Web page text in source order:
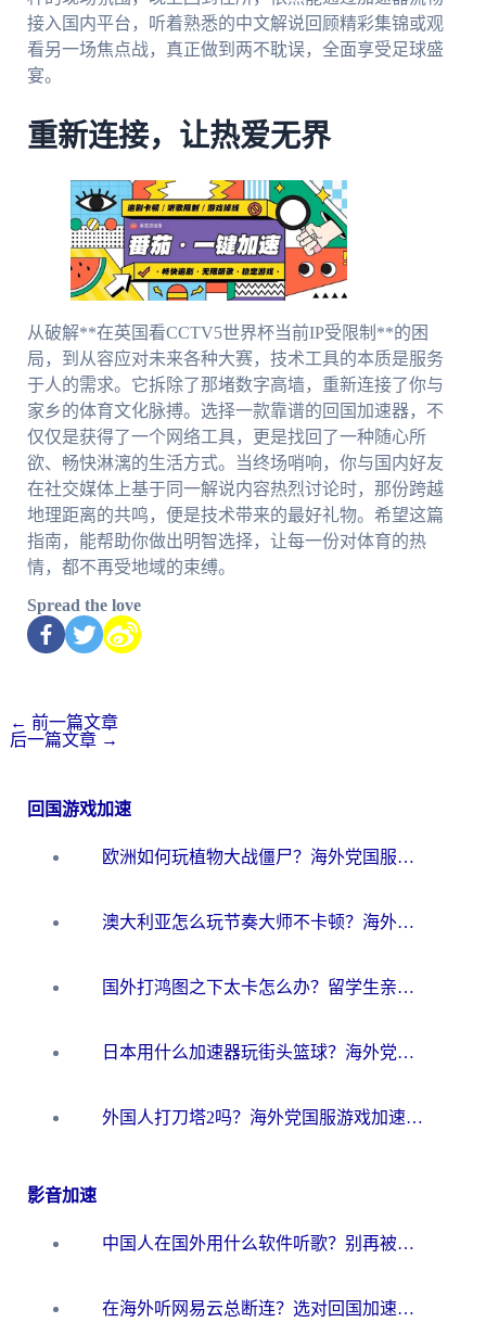
接入国内平台，听着熟悉的中文解说回顾精彩集锦或观
看另一场焦点战，真正做到两不耽误，全面享受足球盛
宴。
重新连接，让热爱无界
从破解**在英国看CCTV5世界杯当前IP受限制**的困
局，到从容应对未来各种大赛，技术工具的本质是服务
于人的需求。它拆除了那堵数字高墙，重新连接了你与
家乡的体育文化脉搏。选择一款靠谱的回国加速器，不
仅仅是获得了一个网络工具，更是找回了一种随心所
欲、畅快淋漓的生活方式。当终场哨响，你与国内好友
在社交媒体上基于同一解说内容热烈讨论时，那份跨越
地理距离的共鸣，便是技术带来的最好礼物。希望这篇
指南，能帮助你做出明智选择，让每一份对体育的热
情，都不再受地域的束缚。
Spread the love
← 前一篇文章
后一篇文章 →
回国游戏加速
欧洲如何玩植物大战僵尸？海外党国服游戏加速避坑指南（附实测对比）
澳大利亚怎么玩节奏大师不卡顿？海外党国服游戏加速终极指南
国外打鸿图之下太卡怎么办？留学生亲测有效的国服游戏加速方案
日本用什么加速器玩街头篮球？海外党国服游戏不卡顿的终极攻略
外国人打刀塔2吗？海外党国服游戏加速避坑全攻略
影音加速
中国人在国外用什么软件听歌？别再被地域限制卡脖子，这篇教你轻松解锁国内音乐库
在海外听网易云总断连？选对回国加速器，告别地区限制和卡顿